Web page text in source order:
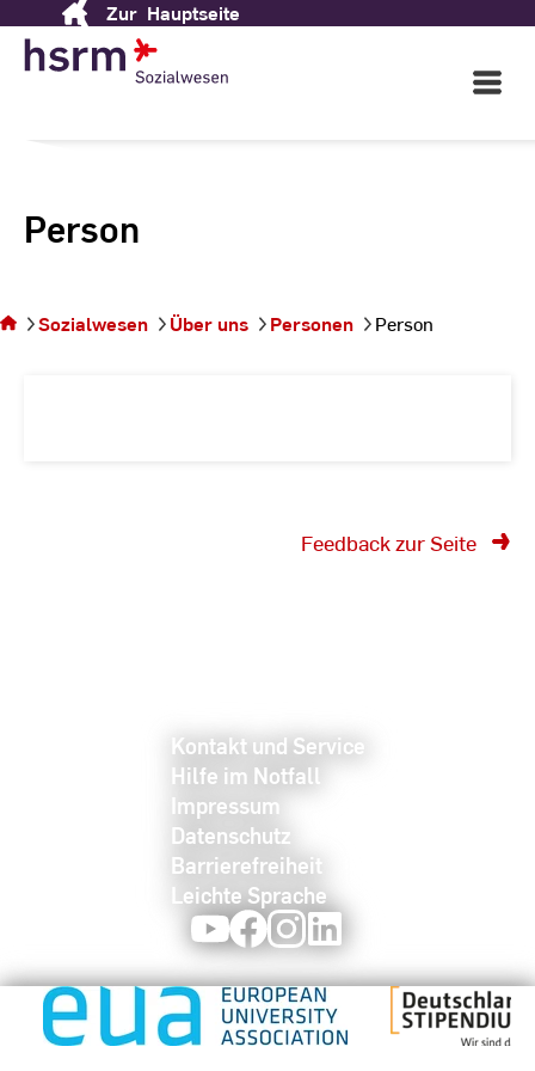
Content
Zur Hauptseite
Open
Main
Person
sich auf
der
Sozialwesen Über uns Personen Person
Feedback zur Seite
Kontakt und Service
Hilfe im Notfall
Impressum
Datenschutz
Barrierefreiheit
Leichte Sprache
YoutubeFacebookInstagram